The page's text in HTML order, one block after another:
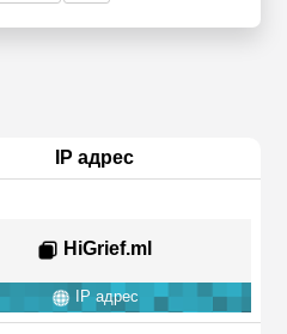
IP адрес
HiGrief.ml
IP адрес